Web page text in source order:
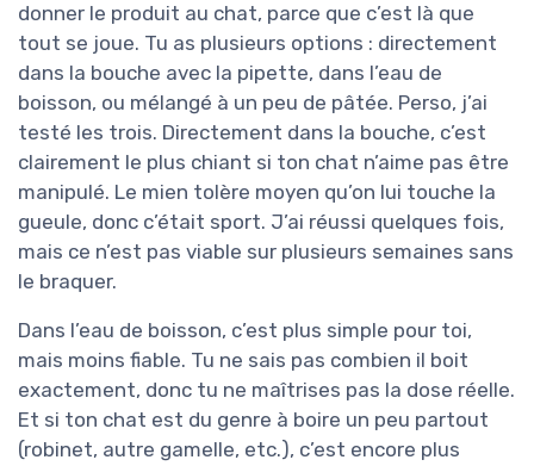
donner le produit au chat, parce que c’est là que
tout se joue. Tu as plusieurs options : directement
dans la bouche avec la pipette, dans l’eau de
boisson, ou mélangé à un peu de pâtée. Perso, j’ai
testé les trois. Directement dans la bouche, c’est
clairement le plus chiant si ton chat n’aime pas être
manipulé. Le mien tolère moyen qu’on lui touche la
gueule, donc c’était sport. J’ai réussi quelques fois,
mais ce n’est pas viable sur plusieurs semaines sans
le braquer.
Dans l’eau de boisson, c’est plus simple pour toi,
mais moins fiable. Tu ne sais pas combien il boit
exactement, donc tu ne maîtrises pas la dose réelle.
Et si ton chat est du genre à boire un peu partout
(robinet, autre gamelle, etc.), c’est encore plus